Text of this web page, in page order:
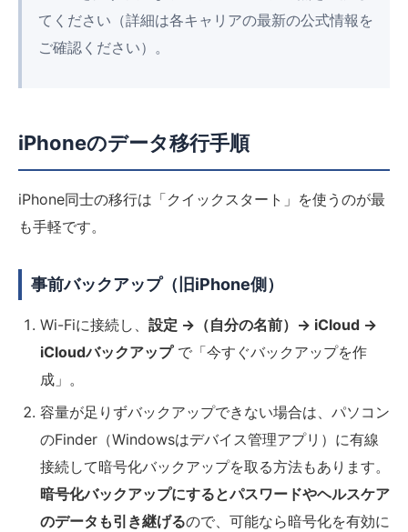
てください（詳細は各キャリアの最新の公式情報を
ご確認ください）。
iPhoneのデータ移行手順
iPhone同士の移行は「クイックスタート」を使うのが最
も手軽です。
事前バックアップ（旧iPhone側）
Wi-Fiに接続し、 設定 →（自分の名前）→ iCloud →
iCloudバックアップで「今すぐバックアップを作
成」。
容量が足りずバックアップできない場合は、パソコン
のFinder（Windowsはデバイス管理アプリ）に有線
接続して暗号化バックアップを取る方法もあります。
暗号化バックアップにするとパスワードやヘルスケア
のデータも引き継げるので、可能なら暗号化を有効に